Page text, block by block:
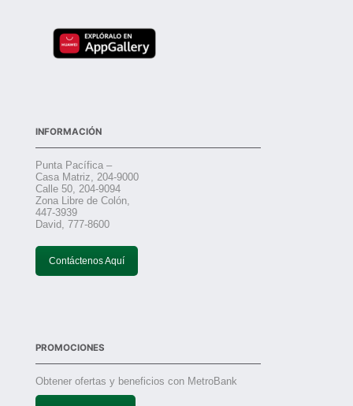
INFORMACIÓN
Punta Pacífica –
Casa Matriz, 204-9000
Calle 50, 204-9094
Zona Libre de Colón,
447-3939
David, 777-8600
Contáctenos Aquí
PROMOCIONES
Obtener ofertas y beneficios con MetroBank